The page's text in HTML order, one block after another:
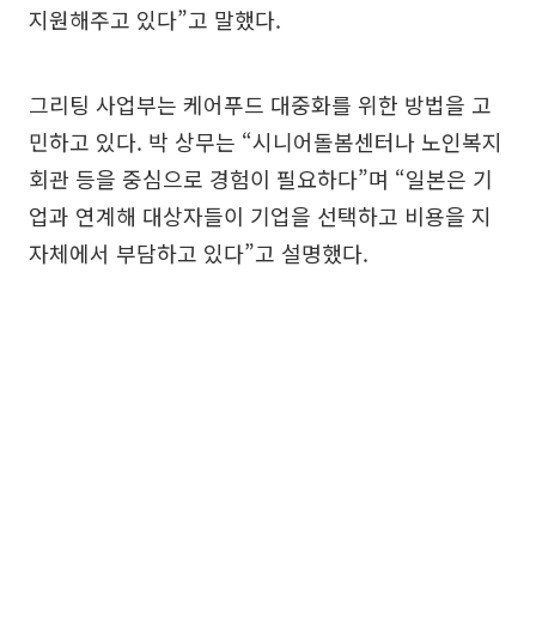
지원해주고 있다”고 말했다.
그리팅 사업부는 케어푸드 대중화를 위한 방법을 고
민하고 있다. 박 상무는 “시니어돌봄센터나 노인복지
회관 등을 중심으로 경험이 필요하다”며 “일본은 기
업과 연계해 대상자들이 기업을 선택하고 비용을 지
자체에서 부담하고 있다”고 설명했다.